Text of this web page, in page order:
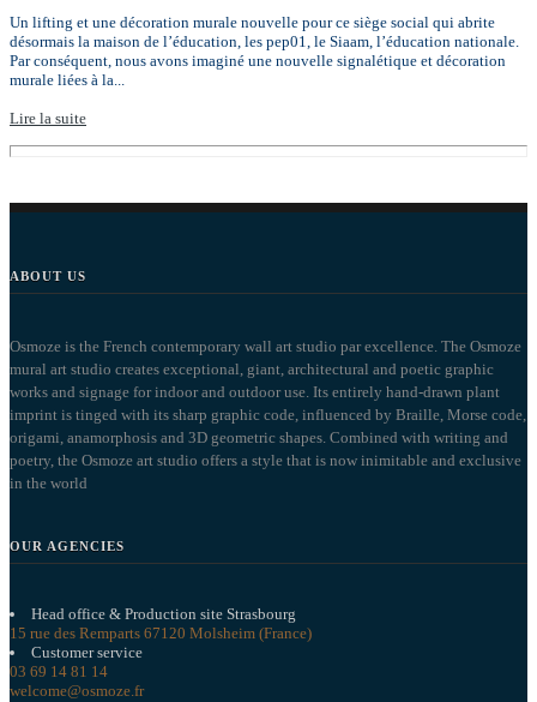
Un lifting et une décoration murale nouvelle pour ce siège social qui abrite
désormais la maison de l’éducation, les pep01, le Siaam, l’éducation nationale.
Par conséquent, nous avons imaginé une nouvelle signalétique et décoration
murale liées à la...
Lire la suite
ABOUT US
Osmoze is the French contemporary wall art studio par excellence. The Osmoze
mural art studio creates exceptional, giant, architectural and poetic graphic
works and signage for indoor and outdoor use. Its entirely hand-drawn plant
imprint is tinged with its sharp graphic code, influenced by Braille, Morse code,
origami, anamorphosis and 3D geometric shapes. Combined with writing and
poetry, the Osmoze art studio offers a style that is now inimitable and exclusive
in the world
OUR AGENCIES
Head office & Production site Strasbourg
15 rue des Remparts 67120 Molsheim (France)
Customer service
03 69 14 81 14
welcome@osmoze.fr